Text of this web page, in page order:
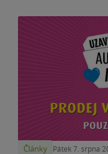
Články Pátek 7. srpna